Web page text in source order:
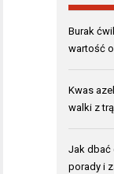
Burak
wartość
Kwas
walki z
Jak dbać
porady i